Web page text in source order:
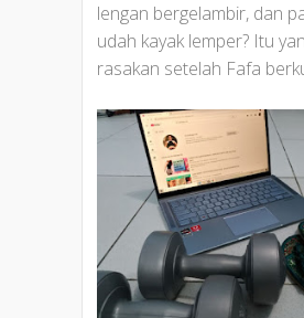
lengan bergelambir, dan
udah kayak lemper? Itu
rasakan setelah Fafa